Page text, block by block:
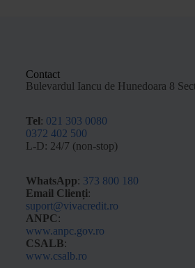
Contact
Bulevardul Iancu de Hunedoara 8
Tel: 021 303 0080
0372 402 500
L-D: 24/7 (non-stop)
WhatsApp: 373 800 180
Email Clienți:
suport@vivacredit.ro
ANPC:
www.anpc.gov.ro
CSALB:
www.csalb.ro